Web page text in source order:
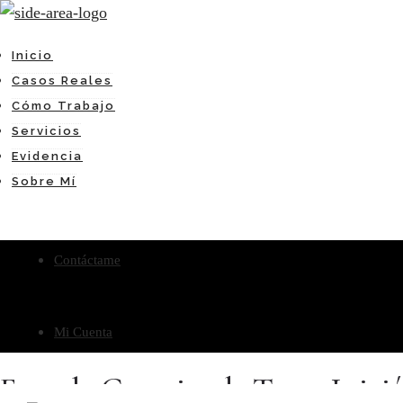
Inicio
Casos Reales
Cómo Trabajo
Servicios
Evidencia
Sobre Mí
Contáctame
Mi Cuenta
Escuela Gratuita de Tarot